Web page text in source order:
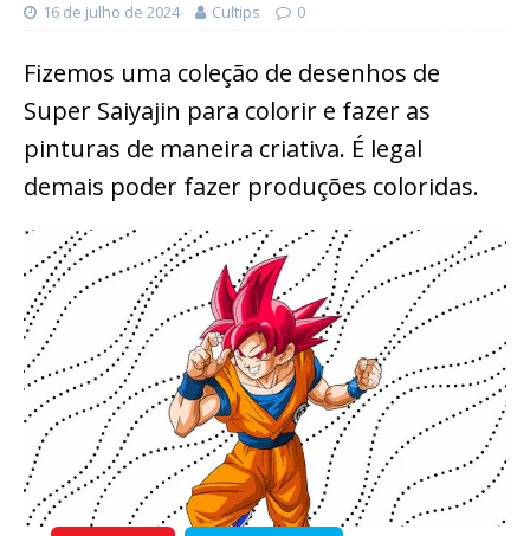
16 de julho de 2024 Cultips 0
Fizemos uma coleção de desenhos de
Super Saiyajin para colorir e fazer as
pinturas de maneira criativa. É legal
demais poder fazer produções coloridas.